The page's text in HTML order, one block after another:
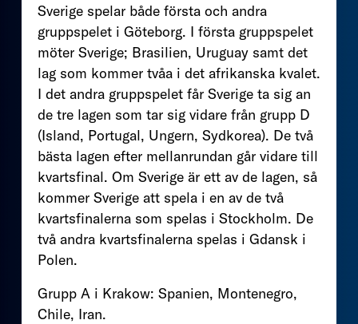
Sverige spelar både första och andra
gruppspelet i Göteborg. I första gruppspelet
möter Sverige; Brasilien, Uruguay samt det
lag som kommer tvåa i det afrikanska kvalet.
I det andra gruppspelet får Sverige ta sig an
de tre lagen som tar sig vidare från grupp D
(Island, Portugal, Ungern, Sydkorea). De två
bästa lagen efter mellanrundan går vidare till
kvartsfinal. Om Sverige är ett av de lagen, så
kommer Sverige att spela i en av de två
kvartsfinalerna som spelas i Stockholm. De
två andra kvartsfinalerna spelas i Gdansk i
Polen.
Grupp A i Krakow: Spanien, Montenegro,
Chile, Iran.